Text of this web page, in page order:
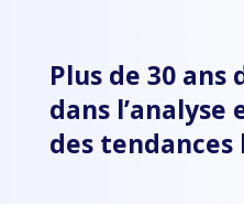
Plus de 30 ans
dans
des tendances